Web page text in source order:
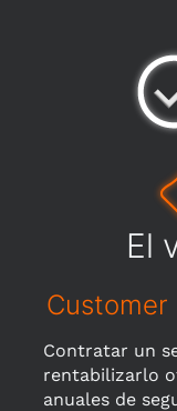
El
Customer
Contratar un
rentabilizarlo
anuales de